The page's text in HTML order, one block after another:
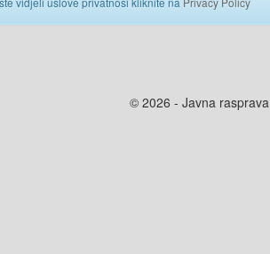
© 2026 - Javna rasprava